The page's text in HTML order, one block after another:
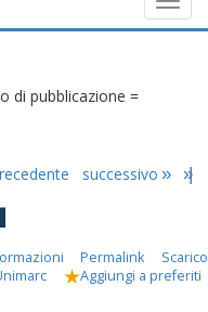
di pubblicazione =
successivo » »|
Permalink
Scarico
Aggiungi a preferiti